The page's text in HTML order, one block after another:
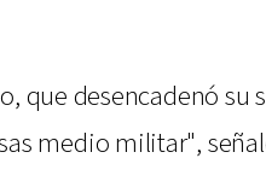
que desencadenó su
medio militar",